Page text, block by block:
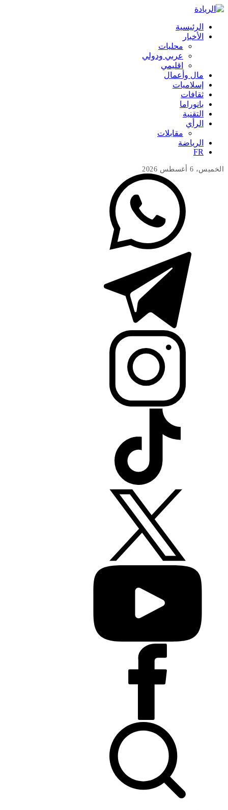
الرئيسية
الأخبار
محليات
عربي ودولي
اقليمي
مال وأعمال
إسلاميات
ثقافات
بانوراما
التقنية
الرأي
مقابلات
الرياضة
FR
الخميس، 6 أغسطس 2026